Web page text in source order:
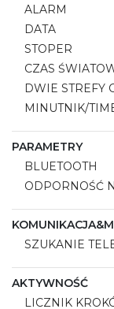
ALARM
DATA
STOPER
CZAS
DWIE STREFY
MINUTNIK/
PARAMETRY
BLUETOOTH
ODPORNOŚĆ
SZUKANIE
AKTYWNOŚĆ
LICZNIK